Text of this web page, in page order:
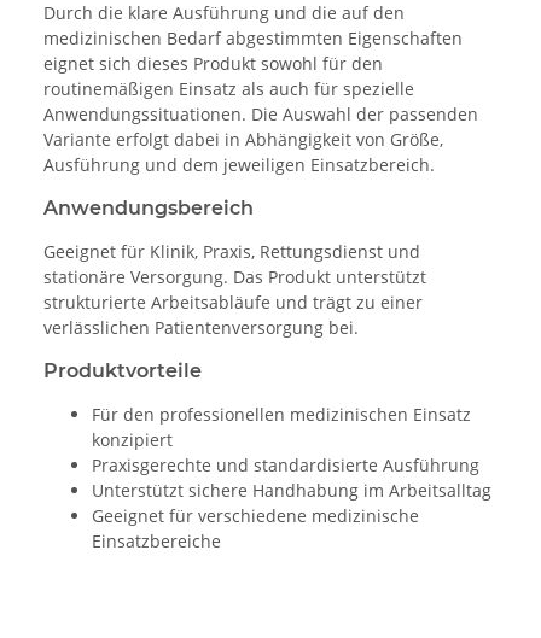
Durch die klare Ausführung und die auf den
medizinischen Bedarf abgestimmten Eigenschaften
eignet sich dieses Produkt sowohl für den
routinemäßigen Einsatz als auch für spezielle
Anwendungssituationen. Die Auswahl der passenden
Variante erfolgt dabei in Abhängigkeit von Größe,
Ausführung und dem jeweiligen Einsatzbereich.
Anwendungsbereich
Geeignet für Klinik, Praxis, Rettungsdienst und
stationäre Versorgung. Das Produkt unterstützt
strukturierte Arbeitsabläufe und trägt zu einer
verlässlichen Patientenversorgung bei.
Produktvorteile
Für den professionellen medizinischen Einsatz
konzipiert
Praxisgerechte und standardisierte Ausführung
Unterstützt sichere Handhabung im Arbeitsalltag
Geeignet für verschiedene medizinische
Einsatzbereiche